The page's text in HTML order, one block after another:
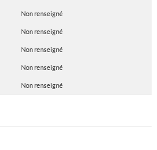
Non renseigné
Non renseigné
Non renseigné
Non renseigné
Non renseigné